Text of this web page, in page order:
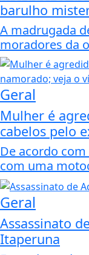
barulho
A madrugada
moradores da
Geral
Mulher é
cabelos pelo
De acordo
com uma
Geral
Assassinato
Itaperuna